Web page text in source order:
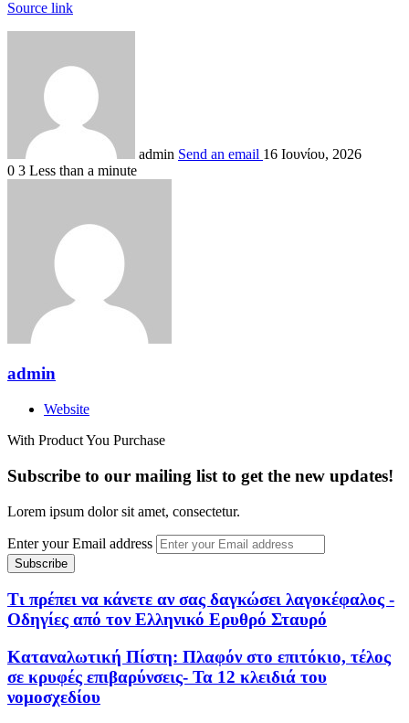
Source link
admin Send an email 16 Ιουνίου, 2026
0 3 Less than a minute
admin
Website
With Product You Purchase
Subscribe to our mailing list to get the new updates!
Lorem ipsum dolor sit amet, consectetur.
Enter your Email address
Τι πρέπει να κάνετε αν σας δαγκώσει λαγοκέφαλος -
Οδηγίες από τον Ελληνικό Ερυθρό Σταυρό
Καταναλωτική Πίστη: Πλαφόν στο επιτόκιο, τέλος
σε κρυφές επιβαρύνσεις- Τα 12 κλειδιά του
νομοσχεδίου